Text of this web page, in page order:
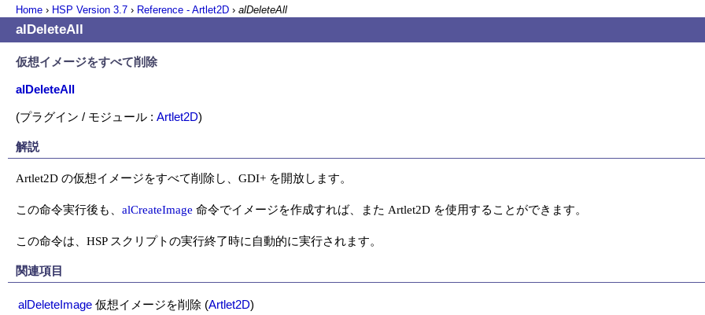
Home › HSP Version 3.7 › Reference - Artlet2D › alDeleteAll
alDeleteAll
仮想イメージをすべて削除
alDeleteAll
(プラグイン / モジュール : Artlet2D)
解説
Artlet2D の仮想イメージをすべて削除し、GDI+ を開放します。
この命令実行後も、 alCreateImage 命令でイメージを作成すれば、また Artlet2D を使用することができます。
この命令は、HSP スクリプトの実行終了時に自動的に実行されます。
関連項目
alDeleteImage 仮想イメージを削除 (Artlet2D)